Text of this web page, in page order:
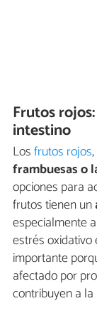
Frutos
intestino
Losfrutos rojos
frambuesas o
opciones para
frutos tienen un
especialmente
estrés oxidativo
importante
afectado por
contribuyen a